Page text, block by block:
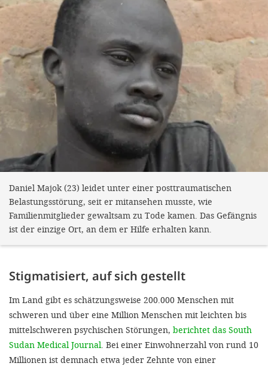
Daniel Majok (23) leidet unter einer posttraumatischen
Belastungsstörung, seit er mitansehen musste, wie
Familienmitglieder gewaltsam zu Tode kamen. Das Gefängnis
ist der einzige Ort, an dem er Hilfe erhalten kann.
Stigmatisiert, auf sich gestellt
Im Land gibt es schätzungsweise 200.000 Menschen mit
schweren und über eine Million Menschen mit leichten bis
mittelschweren psychischen Störungen, berichtet das South
Sudan Medical Journal . Bei einer Einwohnerzahl von rund 10
Millionen ist demnach etwa jeder Zehnte von einer